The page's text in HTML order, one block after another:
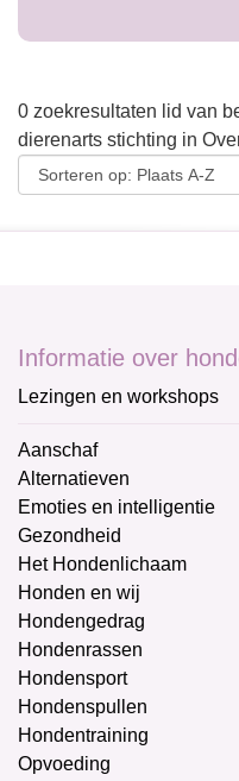
0 zoekresultaten lid van
dierenarts stichting in
Informatie over
Lezingen en workshops
Aanschaf
Alternatieven
Emoties en intelligentie
Gezondheid
Het Hondenlichaam
Honden en wij
Hondengedrag
Hondenrassen
Hondensport
Hondenspullen
Hondentraining
Opvoeding